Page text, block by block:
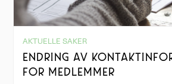
AKTUELLE SAKER
ENDRING AV
FOR MEDLEMMER